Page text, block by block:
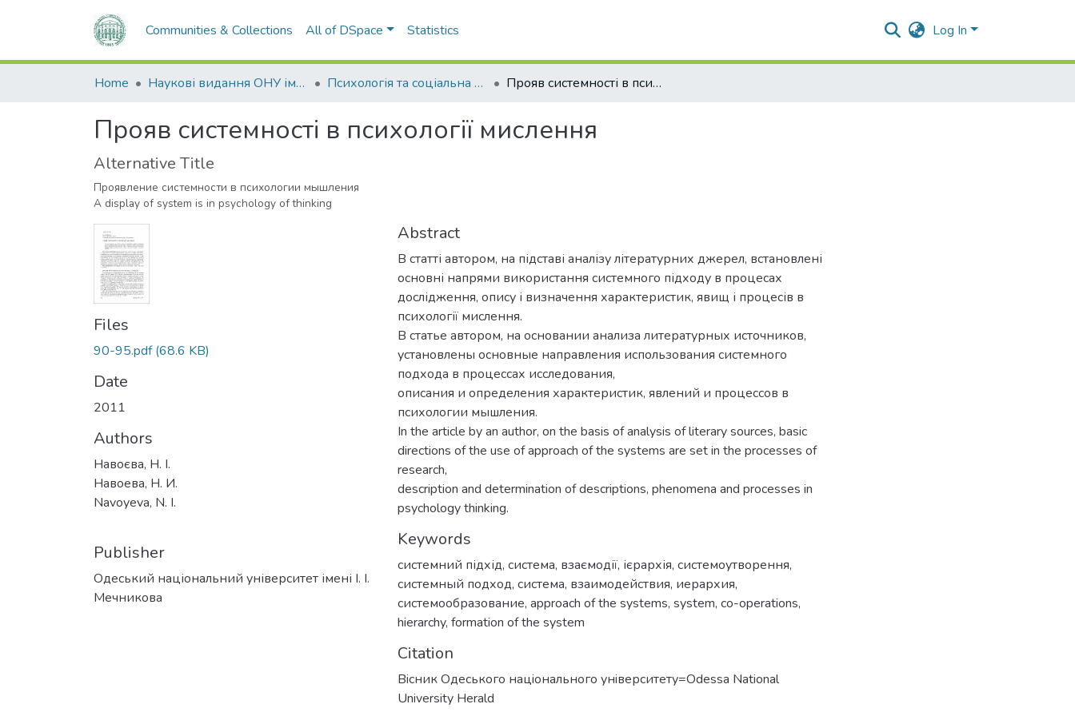
Communities & Collections All of DSpace Statistics Log In
Home Наукові видання ОНУ імені І. І. Мечникова Психологія та соціальна робота Прояв системності в психології мислення
Прояв системності в психології мислення
Alternative Title
Проявление системности в психологии мышления
A display of system is in psychology of thinking
Files
90-95.pdf(68.6 KB)
Date
2011
Authors
Навоєва, Н. І.
Навоева, Н. И.
Navoyeva, N. I.
Publisher
Одеський національний університет імені І. І.
Мечникова
Abstract
В статті автором, на підставі аналізу літературних джерел, встановлені
основні напрями використання системного підходу в процесах
дослідження, опису і визначення характеристик, явищ і процесів в
психології мислення.
В статье автором, на основании анализа литературных источников,
установлены основные направления использования системного
подхода в процессах исследования,
описания и определения характеристик, явлений и процессов в
психологии мышления.
In the article by an author, on the basis of analysis of literary sources, basic
directions of the use of approach of the systems are set in the processes of
research,
description and determination of descriptions, phenomena and processes in
psychology thinking.
Keywords
системний підхід, система, взаємодії, ієрархія, системоутворення,
системный подход, система, взаимодействия, иерархия,
системообразование, approach of the systems, system, co-operations,
hierarchy, formation of the system
Citation
Вiсник Одеського нацiонального унiверситету=Odessa National
University Herald